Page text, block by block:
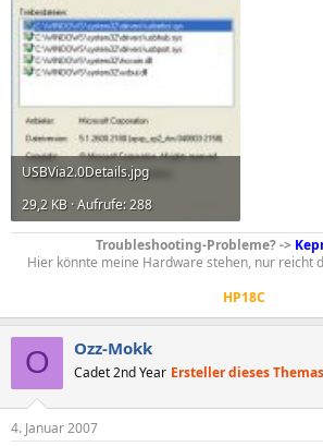
USBVia2.0Details.jpg
29,2 KB · Aufrufe: 288
Troubleshooting-Probleme? ->
Hier könnte meine Hardware stehen, nur reicht
HP18C
O Ozz-Mokk
Cadet 2nd Year Ersteller dieses Themas
4. Januar 2007